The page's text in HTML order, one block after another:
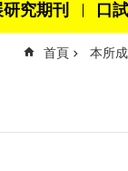
究期刊 口
首頁 本所